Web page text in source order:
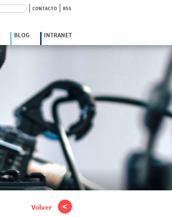
| CONTACTO | RSS
BLOG INTRANET
Volver